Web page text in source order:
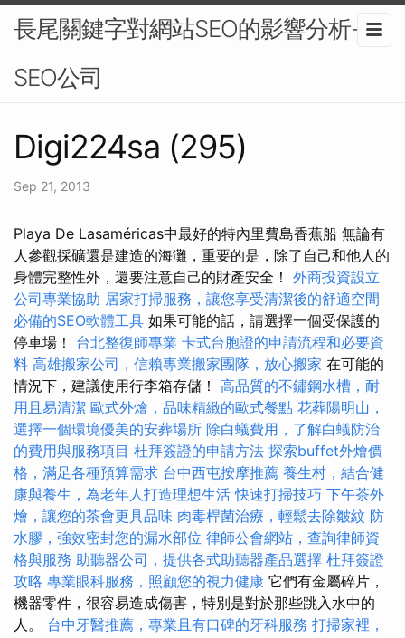
長尾關鍵字對網站SEO的影響分析-
SEO公司
Digi224sa (295)
Sep 21, 2013
Playa De Lasaméricas中最好的特內里費島香蕉船 無論有
人參觀採礦還是建造的海灘，重要的是，除了自己和他人的
身體完整性外，還要注意自己的財產安全！ 外商投資設立
公司專業協助 居家打掃服務，讓您享受清潔後的舒適空間
必備的SEO軟體工具 如果可能的話，請選擇一個受保護的
停車場！ 台北整復師專業 卡式台胞證的申請流程和必要資
料 高雄搬家公司，信賴專業搬家團隊，放心搬家 在可能的
情況下，建議使用行李箱存儲！ 高品質的不鏽鋼水槽，耐
用且易清潔 歐式外燴，品味精緻的歐式餐點 花葬陽明山，
選擇一個環境優美的安葬場所 除白蟻費用，了解白蟻防治
的費用與服務項目 杜拜簽證的申請方法 探索buffet外燴價
格，滿足各種預算需求 台中西屯按摩推薦 養生村，結合健
康與養生，為老年人打造理想生活 快速打掃技巧 下午茶外
燴，讓您的茶會更具品味 肉毒桿菌治療，輕鬆去除皺紋 防
水膠，強效密封您的漏水部位 律師公會網站，查詢律師資
格與服務 助聽器公司，提供各式助聽器產品選擇 杜拜簽證
攻略 專業眼科服務，照顧您的視力健康 它們有金屬碎片，
機器零件，很容易造成傷害，特別是對於那些跳入水中的
人。 台中牙醫推薦，專業且有口碑的牙科服務 打掃家裡，